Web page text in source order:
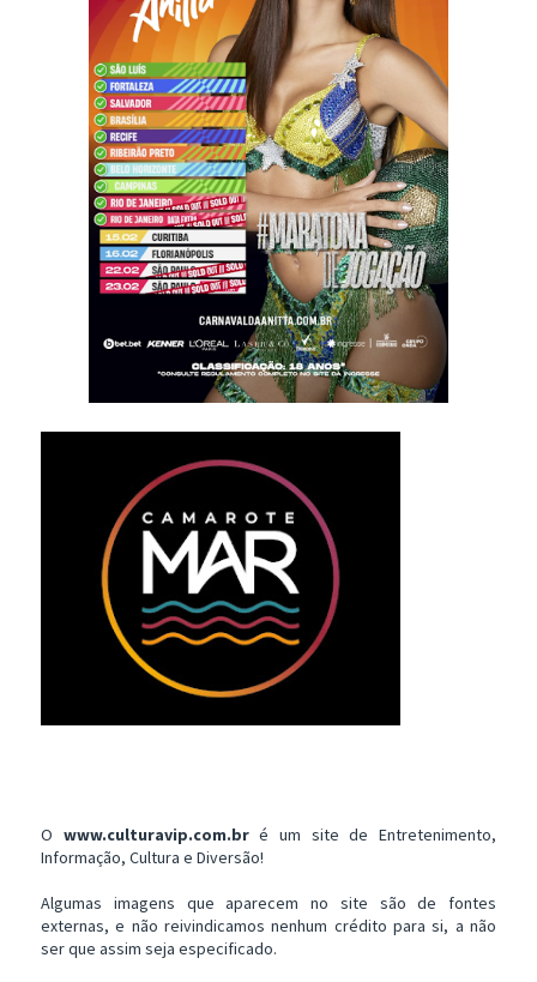
O www.culturavip.com.bré um site de Entretenimento,
Informação, Cultura e Diversão!
Algumas imagens que aparecem no site são de fontes
externas, e não reivindicamos nenhum crédito para si, a não
ser que assim seja especificado.